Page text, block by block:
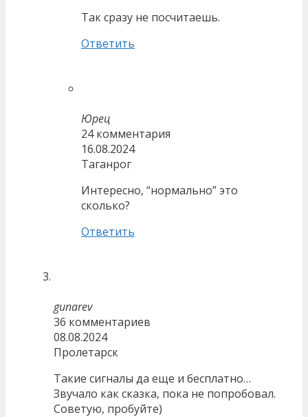
Так сразу не посчитаешь.
Ответить
Юрец
24 комментария
16.08.2024
Таганрог
Интересно, “нормально” это
сколько?
Ответить
gunarev
36 комментариев
08.08.2024
Пролетарск
Такие сигналы да еще и бесплатно…
Звучало как сказка, пока не попробовал.
Советую, пробуйте)